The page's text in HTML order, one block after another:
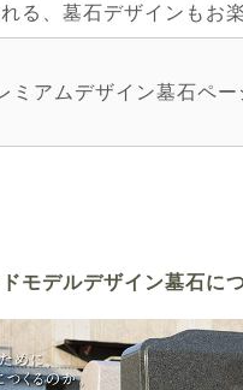
る、墓石デザインもお
ミアムデザイン墓石ペー
モデルデザイン墓石に